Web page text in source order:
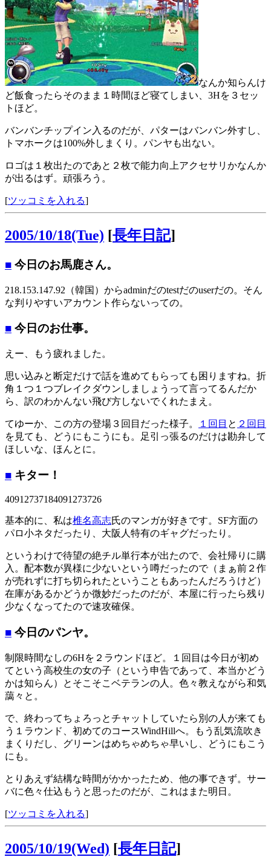
なんか知らんけ
ど飯食ったらそのまま１時間ほど寝てしまい、3Hを３セッ
トほど。
バンバンチップイン入るのだが、パターはバンバン外すし、
トマホークは100%外しまくり。パンヤも出ない。
ロゴは１枚出たのであと２枚で能力向上アクセサリかなんか
が出るはず。頑張ろう。
[ツッコミを入れる]
2005/10/18(Tue) [長年日記]
■ 今日のお馬鹿さん。
218.153.147.92（韓国）からadminだのtestだのuserだの。そん
な判りやすいアカウント作らないっての。
■ 今日のお仕事。
えー、もう疲れました。
思い込みと断定だけで話を進めてもらっても困りますね。折
角１つ１つブレイクダウンしましょうって言ってるんだか
ら、訳のわかんない飛び方しないでくれたまえ。
てゆーか、この方の登場３回目だった様子。 １回目 と ２回目
を見ても、どうにもこうにも。足引っ張るのだけは勘弁して
ほしいな、ほんとに。
■ キター！
40912737184091273726
基本的に、私は椎名高志氏のマンガが好きです。SF方面の
パロ小ネタだったり、大阪人特有のギャグだったり。
というわけで待望の絶チル単行本が出たので、会社帰りに購
入。配本数が異様に少ないという噂だったので（まぁ前２作
が売れずに打ち切られたということもあったんだろうけど）
在庫があるかどうか微妙だったのだが、本屋に行ったら残り
少なくなってたので速攻確保。
■ 今日のパンヤ。
制限時間なしの6Hを２ラウンドほど。１回目は今日が初め
てという高校生の女の子（という申告であって、本当かどう
かは知らん）とそこそこベテランの人。色々教えながら和気
藹々と。
で、終わってちょろっとチャットしていたら別の人が来ても
う１ラウンド、初めてのコースWindHillへ。もう乱気流吹き
まくりだし、グリーンはめちゃめちゃ早いし、どうにもこう
にも。
とりあえず結構な時間がかかったため、他の事できず。サー
バに色々仕込もうと思ったのだが、これはまた明日。
[ツッコミを入れる]
2005/10/19(Wed) [長年日記]